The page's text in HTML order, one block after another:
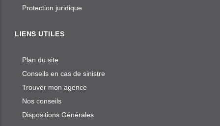
Protection juridique
LIENS UTILES
Plan du site
Conseils en cas de sinistre
Trouver mon agence
Nos conseils
Dispositions Générales